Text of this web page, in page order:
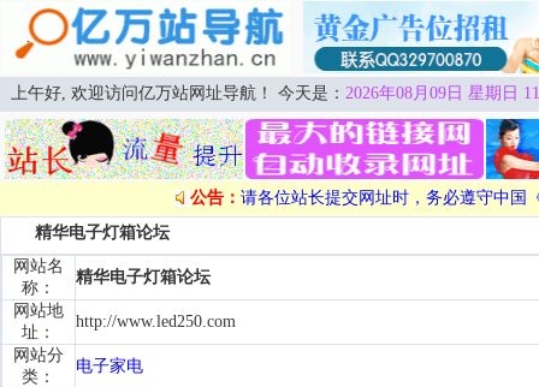
上午好, 欢迎访问亿万站网址导航！ 今天是： 2026年08月09日 星期日
公告： 请各位站长提交网址时，务必遵守中国
精华电子灯箱论坛
网站名
称：
精华电子灯箱论坛
网站地
址：
http://www.led250.com
网站分
类：
电子家电